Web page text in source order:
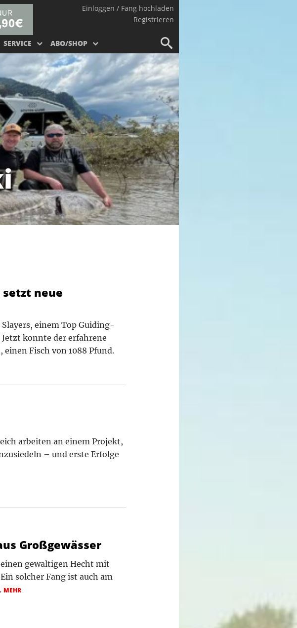
Einloggen / Fang hochladen
Registrieren
SERVICE ABO/SHOP
setzt neue
einem Top Guiding-
konnte der erfahrene
Fisch von 1088 Pfund.
arbeiten an einem Projekt,
– und erste Erfolge
Großgewässer
gewaltigen Hecht mit
solcher Fang ist auch am
MEHR